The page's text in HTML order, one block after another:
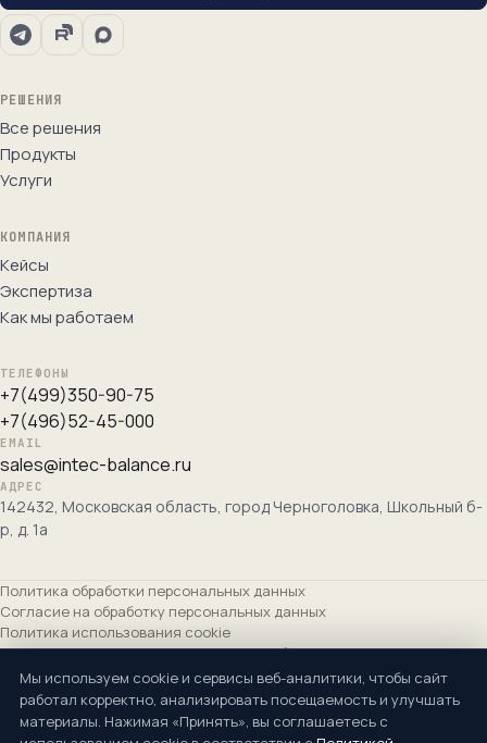
РЕШЕНИЯ
Все решения
Продукты
Услуги
КОМПАНИЯ
Кейсы
Экспертиза
Как мы работаем
ТЕЛЕФОНЫ
+7(499)350-90-75
+7(496)52-45-000
EMAIL
sales@intec-balance.ru
АДРЕС
142432, Московская область, город Черноголовка, Школьный б-
р, д. 1а
Политика обработки персональных данных
Согласие на обработку персональных данных
Политика использования cookie
Согласие на получение рекламных сообщений
Сведения об организации
Основной вид деятельности ОКВЭД: Разработка компьютерного
программного обеспечения (62.01). Дополнительные: 62.02, 62.03, 62.09,
Мы используем cookie и сервисы веб-аналитики, чтобы сайт
работал корректно, анализировать посещаемость и улучшать
материалы. Нажимая «Принять», вы соглашаетесь с